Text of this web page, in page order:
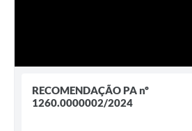
PLANO MUNICIPAL DE ASSISTÊNCIA SOCIAL
RECOMENDAÇÃO PA nº
1260.0000002/2024